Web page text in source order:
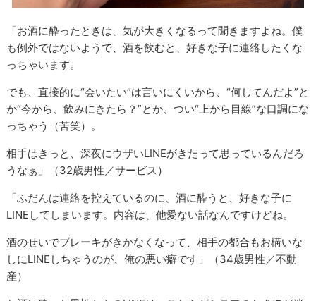
「お酒に酔ったときは、気が大きくなるって聞きますよね。僕
も例外ではないようで、酒を飲むと、好きな子に連絡したくな
っちゃいます。
でも、直接的に“会いたい”は言いにくいから、“何してんだよ”と
か“今から、飲みにきたら？”とか、つい“上から目線”な口調にな
っちゃう（苦笑）。
相手はきっと、深夜にウザいLINEがきたって思っているんだろ
うなぁ」（32歳男性／サービス）
「ふだんは連絡を控えているのに、酒に酔うと、好きな子に
LINEしてしまいます。内容は、他愛ない話なんですけどね。
酒のせいでブレーキがきかなくなって、相手の都合もお構いな
しにLINEしちゃうのが、俺の悪い癖です」（34歳男性／不動
産）